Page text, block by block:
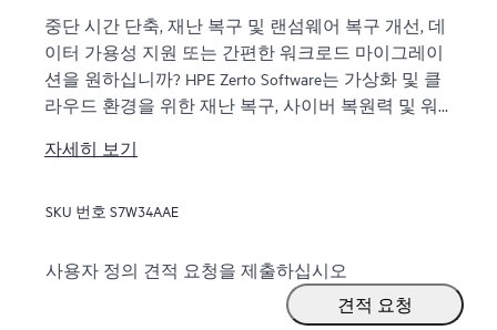
중단 시간 단축, 재난 복구 및 랜섬웨어 복구 개선, 데
이터 가용성 지원 또는 간편한 워크로드 마이그레이
션을 원하십니까? HPE Zerto Software는 가상화 및 클
라우드 환경을 위한 재난 복구, 사이버 복원력 및 워
Zerto Software는 지속적인 데이터 보호 및 복제를 제
이터 손실을 몇 초로 줄여 신속하게 복구할 수 있습니
HPE Zerto는 VMware®, Hyper-V® 및 AWS®, Microsoft
Azure®와 같은 퍼블릭 클라우드를 포함한 광범위한
IT 환경을 지원하도록 구축되었습니다. 이 플랫폼은
자세히 보기
SKU 번호 S7W34AAE
사용자 정의 견적 요청을 제출하십시오
견적 요청